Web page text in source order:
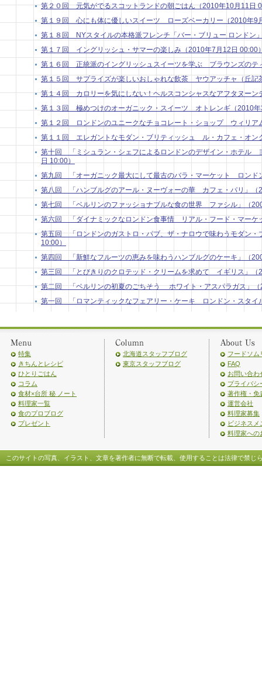
第２０回 元気がでるスコットランドの朝ごはん（2010年10月11日
第１９回 心にも体に優しいスイーツ ローズベーカリー（2010年9
第１８回 NYスタイルの本格派フレンチ「バー・ブリュー ロンドン
第１７回 イングリッシュ・サマーの楽しみ（2010年7月12日 00:00
第１６回 正統派のイングリッシュスイーツを学ぶ ブラウンズのテ
第１５回 サプライズが楽しいおしゃれな飲茶 ヤウアッチャ（丘記
第１４回 カロリーを気にしない！ヘルスコンシャスなアフタヌーン
第１３回 極めつけのオーガニック・スイーツ オトレンギ（2010年
第１２回 ロンドンのユニークなチョコレート・ショップ ウィリア
第１１回 エレガントなモダン・ブリティッシュ ル・カフェ・オン
第十回 「ミシュラン・シェフによるロンドンのデザイン・ホテル
日 10:00）
第九回 「オーガニック最大にして最古のバラ・マーケット ロン
第八回 「ハンブルグのアール・ヌーヴォーの華 カフェ・パリ」（
第七回 「ベルリンのファッショナブルな食の世界 ファシル」（
第六回 「ダイナミックなロンドン食事情 リアル・フード・マー
第五回 「ロンドンのガストロ・パブ、ザ・ナロウで味わうモダン・
10:00）
第四回 「新鮮なフルーツの恵みを味わうハンブルグのケーキ」（
第三回 「とびきりのクロテッド・クリームを求めて イギリス」（
第二回 「ベルリンの初夏のごちそう ホワイト・アスパラガス」（
第一回 「ロマンティックなフェアリー・ケーキ ロンドン・スタイ
特集
きちんとレシピ
ひとりごはん
コラム
食材×台所 秘 ノート
料理家一覧
食のプロブログ
プレゼント
北海道スタッフブログ
東京スタッフブログ
フードソム
FAQ
お問い合わ
プライバシ
著作権・免
運営会社
料理家募集
ビジネスメ
料理家への
このサイトの写真、イラスト、文章を著作者に無断で転載、使用することは法律で禁じ